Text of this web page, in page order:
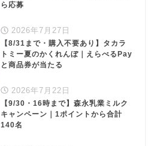
ら応募
2026年7月27日
【8/31まで・購入不要あり】タカラ
トミー夏のかくれんぼ｜えらべるPay
と商品券が当たる
2026年7月22日
【9/30・16時まで】森永乳業ミルク
キャンペーン｜1ポイントから合計
140名